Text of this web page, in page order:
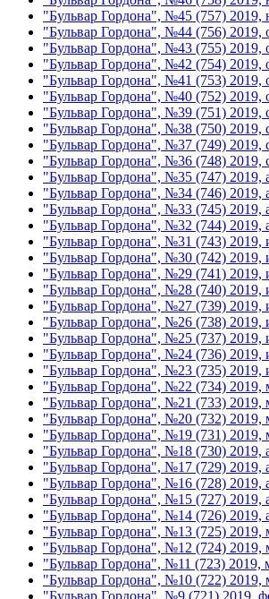
"Бульвар Гордона", №45 (757) 2019,
"Бульвар Гордона", №44 (756) 2019,
"Бульвар Гордона", №43 (755) 2019,
"Бульвар Гордона", №42 (754) 2019,
"Бульвар Гордона", №41 (753) 2019,
"Бульвар Гордона", №40 (752) 2019,
"Бульвар Гордона", №39 (751) 2019,
"Бульвар Гордона", №38 (750) 2019,
"Бульвар Гордона", №37 (749) 2019,
"Бульвар Гордона", №36 (748) 2019,
"Бульвар Гордона", №35 (747) 2019,
"Бульвар Гордона", №34 (746) 2019,
"Бульвар Гордона", №33 (745) 2019,
"Бульвар Гордона", №32 (744) 2019,
"Бульвар Гордона", №31 (743) 2019,
"Бульвар Гордона", №30 (742) 2019,
"Бульвар Гордона", №29 (741) 2019,
"Бульвар Гордона", №28 (740) 2019,
"Бульвар Гордона", №27 (739) 2019,
"Бульвар Гордона", №26 (738) 2019,
"Бульвар Гордона", №25 (737) 2019,
"Бульвар Гордона", №24 (736) 2019,
"Бульвар Гордона", №23 (735) 2019,
"Бульвар Гордона", №22 (734) 2019,
"Бульвар Гордона", №21 (733) 2019,
"Бульвар Гордона", №20 (732) 2019,
"Бульвар Гордона", №19 (731) 2019,
"Бульвар Гордона", №18 (730) 2019,
"Бульвар Гордона", №17 (729) 2019,
"Бульвар Гордона", №16 (728) 2019,
"Бульвар Гордона", №15 (727) 2019,
"Бульвар Гордона", №14 (726) 2019,
"Бульвар Гордона", №13 (725) 2019,
"Бульвар Гордона", №12 (724) 2019,
"Бульвар Гордона", №11 (723) 2019,
"Бульвар Гордона", №10 (722) 2019,
"Бульвар Гордона", №9 (721) 2019,